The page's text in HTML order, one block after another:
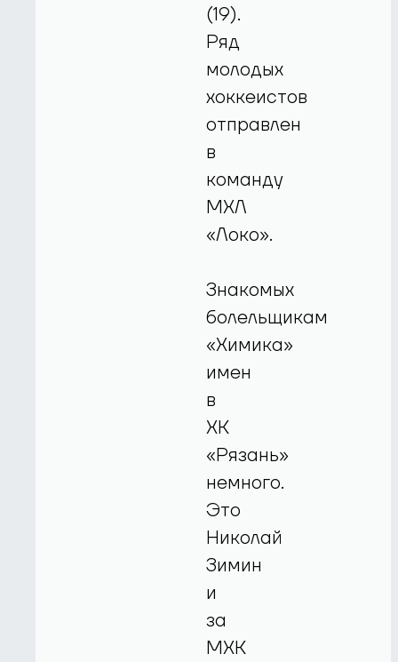
(19).
Ряд
молодых
хоккеистов
отправлен
в
команду
МХЛ
«Локо».
Знакомых
болельщикам
«Химика»
имен
в
ХК
«Рязань»
немного.
Это
Николай
Зимин
и
за
МХК